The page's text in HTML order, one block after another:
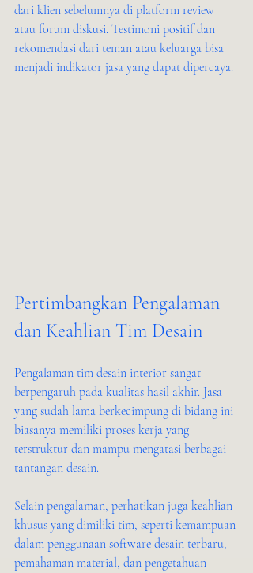
dari klien sebelumnya di platform review
atau forum diskusi. Testimoni positif dan
rekomendasi dari teman atau keluarga bisa
menjadi indikator jasa yang dapat dipercaya.
Pertimbangkan Pengalaman
dan Keahlian Tim Desain
Pengalaman tim desain interior sangat
berpengaruh pada kualitas hasil akhir. Jasa
yang sudah lama berkecimpung di bidang ini
biasanya memiliki proses kerja yang
terstruktur dan mampu mengatasi berbagai
tantangan desain.
Selain pengalaman, perhatikan juga keahlian
khusus yang dimiliki tim, seperti kemampuan
dalam penggunaan software desain terbaru,
pemahaman material, dan pengetahuan